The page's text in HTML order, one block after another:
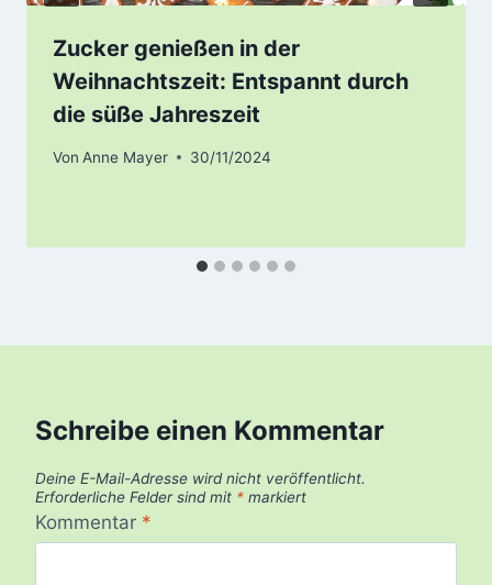
Zucker genießen in der
Weihnachtszeit: Entspannt durch
die süße Jahreszeit
Von Anne Mayer 30/11/2024
Schreibe einen Kommentar
Deine E-Mail-Adresse wird nicht veröffentlicht.
Erforderliche Felder sind mit * markiert
Kommentar *